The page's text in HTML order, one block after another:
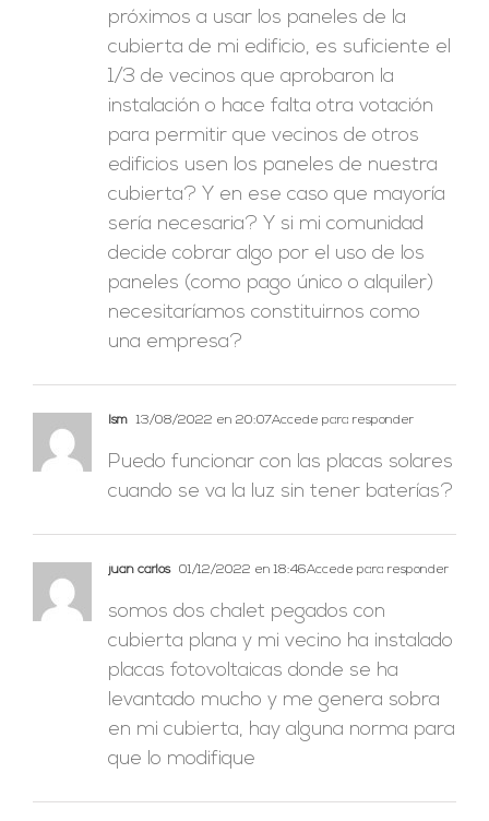
próximos a usar los paneles de la
cubierta de mi edificio, es suficiente el
1/3 de vecinos que aprobaron la
instalación o hace falta otra votación
para permitir que vecinos de otros
edificios usen los paneles de nuestra
cubierta? Y en ese caso que mayoría
sería necesaria? Y si mi comunidad
decide cobrar algo por el uso de los
paneles (como pago único o alquiler)
necesitaríamos constituirnos como
una empresa?
Ism 13/08/2022 en 20:07Accede para responder
Puedo funcionar con las placas solares
cuando se va la luz sin tener baterías?
juan carlos 01/12/2022 en 18:46Accede para responder
somos dos chalet pegados con
cubierta plana y mi vecino ha instalado
placas fotovoltaicas donde se ha
levantado mucho y me genera sobra
en mi cubierta, hay alguna norma para
que lo modifique